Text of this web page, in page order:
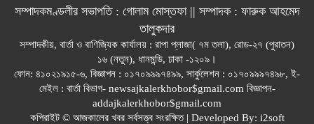
সম্পাদকমণ্ডলীর সভাপতি : গোলাম মোস্তফা || সম্পাদক : ফারুক আহমেদ
তালুকদার
সম্পাদকীয়, বার্তা ও বাণিজ্যিক কার্যালয় : রাপা প্লাজা( ৭ম তলা), রোড-২৭ (পুরাতন)
১৬ (নতুন), ধানমন্ডি, ঢাকা -১২০৯।
ফোন: ৪১০২১৯১৫-৬, বিজ্ঞাপন : ০১৭০৯৯৯৭৪৯৯, সার্কুলেশন : ০১৭০৯৯৯৭৪৯৮, ই-
মেইল : বার্তা বিভাগ- newsajkalerkhobor$gmail.com বিজ্ঞাপন-
addajkalerkhobor$gmail.com
কপিরাইট © আজকালের খবর সর্বসত্ত্ব সংরক্ষিত | Developed By: i2soft